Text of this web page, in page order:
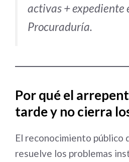
activas + expediente
Procuraduría.
Por qué el
tarde y no cierra
El reconocimiento público
resuelve los problemas